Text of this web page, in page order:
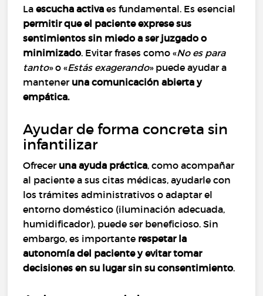
Laescucha activa es fundamental. Es esencial
permitir que el paciente exprese sus
sentimientos sin miedo a ser juzgado o
minimizado. Evitar frases como «No es para
tanto» o «Estás exagerando» puede ayudar a
mantener una comunicación abierta y
empática.
Ayudar de forma concreta sin
infantilizar
Ofrecer una ayuda práctica, como acompañar
al paciente a sus citas médicas, ayudarle con
los trámites administrativos o adaptar el
entorno doméstico (iluminación adecuada,
humidificador), puede ser beneficioso. Sin
embargo, es importante respetar la
autonomía del paciente y evitar tomar
decisiones en su lugar sin su consentimiento.